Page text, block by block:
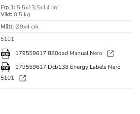
Frp 1:5,5x13,5x14 cm
Vikt:0,5 kg
Mått:Ø9x4 cm
5101
179559617 880dad Manual Nero
179559617 Dcb138 Energy Labels Nero
5101